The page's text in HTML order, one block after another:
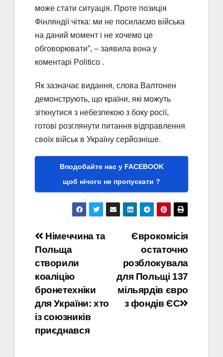
може стати ситуація. Проте позиція
Фінляндії чітка: ми не посилаємо війська
на даний момент і не хочемо це
обговорювати”, – заявила вона у
коментарі Politico .
Як зазначає видання, слова Валтонен
демонструють, що країни, які можуть
зіткнутися з небезпекою з боку росії,
готові розглянути питання відправлення
своїх військ в Україну серйозніше.
Вподобайте нас у FACEBOOK
щоб нічого не пропускати ?
Навігація
записів
Єврокомісія
остаточно
розблокувала
для Польщі 137
мільярдів євро
з фондів ЄС
Німеччина та
Польща
створили
коаліцію
бронетехніки
для України: хто
із союзників
приєднався